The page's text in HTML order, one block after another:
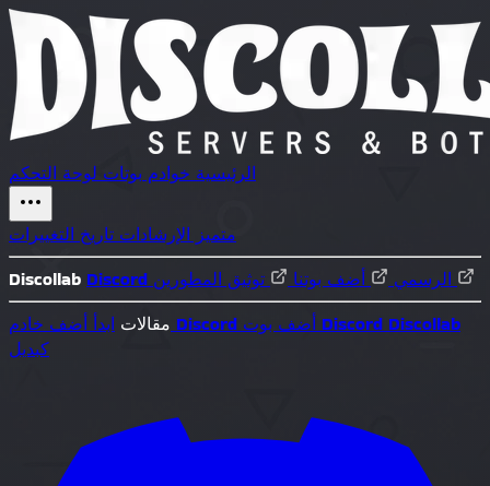
الرئيسية خوادم بوتات لوحة التحكم
متميز الإرشادات تاريخ التغييرات
Discollab
Discord الرسمي أضف بوتنا
مقالات ابدأ أضف خادم Discord أضف بوت Discord Discollab
كبديل